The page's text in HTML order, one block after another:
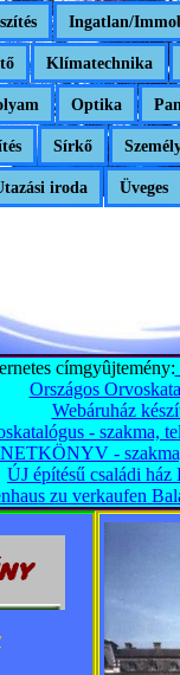
címgyûjtemény:
Országos
Webáruház
- szakma,
-
ÚJ építésű családi
zu verkaufen
Ingatlan/
Klímatechnika
Optika
Sírkő
iroda Üveges